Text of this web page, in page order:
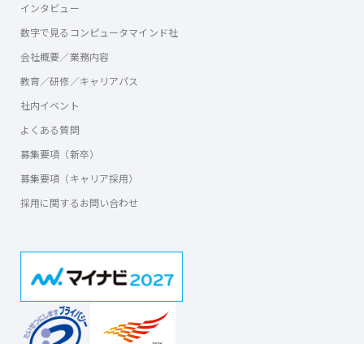
インタビュー
数字で見るコンピュータマインド社
会社概要／業務内容
教育／研修／キャリアパス
社内イベント
よくある質問
募集要項（新卒）
募集要項（キャリア採用）
採用に関するお問い合わせ